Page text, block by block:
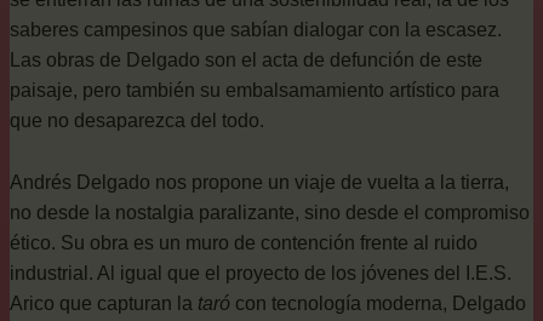
saberes campesinos que sabían dialogar con la escasez.
Las obras de Delgado son el acta de defunción de este
paisaje, pero también su embalsamamiento artístico para
que no desaparezca del todo.
Andrés Delgado nos propone un viaje de vuelta a la tierra,
no desde la nostalgia paralizante, sino desde el compromiso
ético. Su obra es un muro de contención frente al ruido
industrial. Al igual que el proyecto de los jóvenes del I.E.S.
Arico que capturan la taró con tecnología moderna, Delgado